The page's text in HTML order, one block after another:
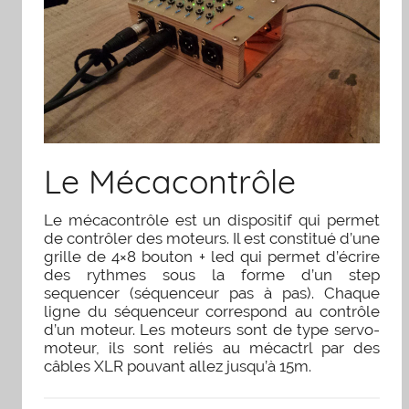
Le Mécacontrôle
Le mécacontrôle est un dispositif qui permet
de contrôler des moteurs. Il est constitué d’une
grille de 4×8 bouton + led qui permet d’écrire
des rythmes sous la forme d’un step
sequencer (séquenceur pas à pas). Chaque
ligne du séquenceur correspond au contrôle
d’un moteur. Les moteurs sont de type servo-
moteur, ils sont reliés au mécactrl par des
câbles XLR pouvant allez jusqu’à 15m.